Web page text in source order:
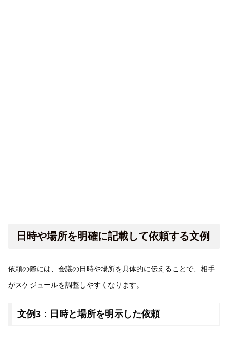
日時や場所を明確に記載して依頼する文例
依頼の際には、会議の日時や場所を具体的に伝えることで、相手
がスケジュールを調整しやすくなります。
文例3：日時と場所を明示した依頼